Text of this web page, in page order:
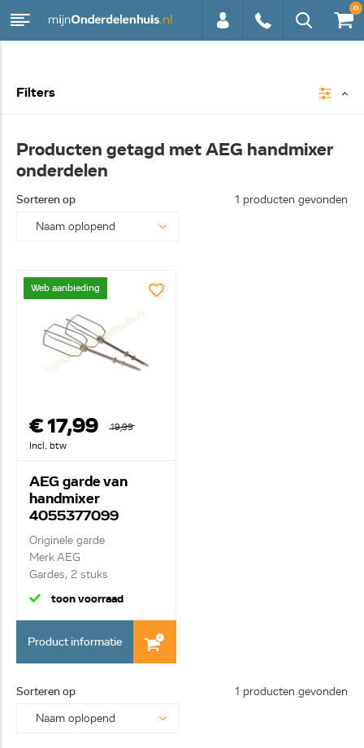
0
Filters
Producten getagd met AEG handmixer
onderdelen
Sorteren op 1 producten gevonden
Web aanbieding
€ 17,99
19,99
Incl. btw
AEG garde van
handmixer
4055377099
Originele garde
Merk AEG
Gardes, 2 stuks
toon voorraad
Product informatie
Sorteren op 1 producten gevonden